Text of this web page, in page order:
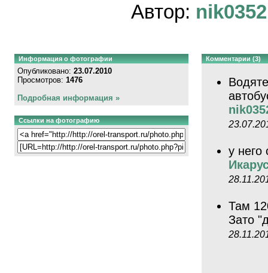
Автор: nik0352
Информация о фотографии
Опубликовано: 23.07.2010
Просмотров: 1476
Подробная информация »
Ссылки на фотографию
Комментарии (3)
у
Там
Зато